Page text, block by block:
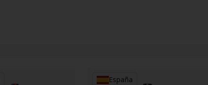
España